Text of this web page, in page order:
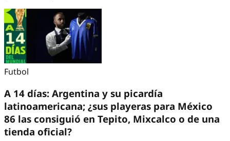
Futbol
A 14 días: Argentina y su picardía
latinoamericana; ¿sus playeras para México
86 las consiguió en Tepito, Mixcalco o de una
tienda oficial?